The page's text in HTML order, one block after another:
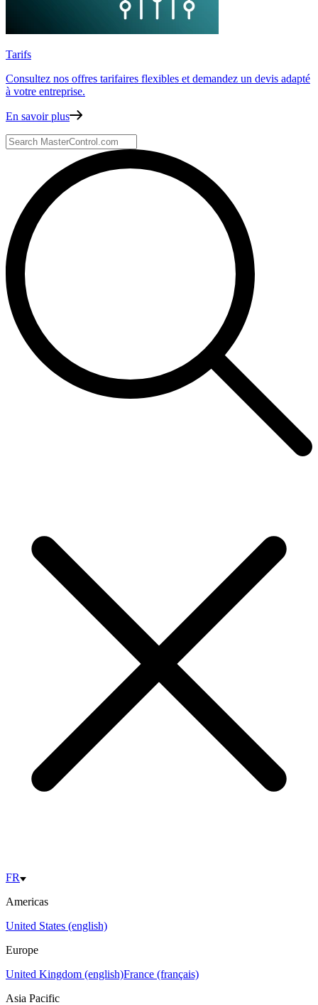
Tarifs
Consultez nos offres tarifaires flexibles et demandez un devis adapté
à votre entreprise.
En savoir plus
FR
Americas
United States (english)
Europe
United Kingdom (english)France (français)
Asia Pacific